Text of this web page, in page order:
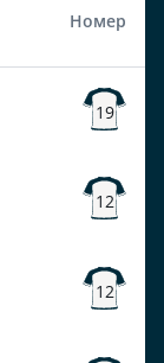
Номер
19
12
12